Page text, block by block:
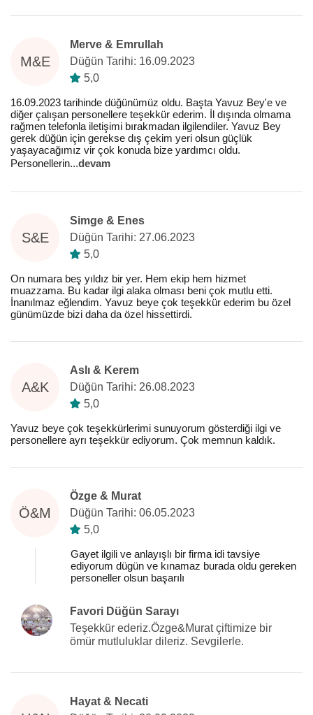
M&E
Merve & Emrullah
Düğün Tarihi: 16.09.2023
5,0
16.09.2023 tarihinde düğünümüz oldu. Başta Yavuz Bey'e ve
diğer çalışan personellere teşekkür ederim. İl dışında olmama
rağmen telefonla iletişimi bırakmadan ilgilendiler. Yavuz Bey
gerek düğün için gerekse dış çekim yeri olsun güçlük
yaşayacağımız vir çok konuda bize yardımcı oldu.
Personellerin...devam
S&E
Simge & Enes
Düğün Tarihi: 27.06.2023
5,0
On numara beş yıldız bir yer. Hem ekip hem hizmet
muazzama. Bu kadar ilgi alaka olması beni çok mutlu etti.
İnanılmaz eğlendim. Yavuz beye çok teşekkür ederim bu özel
günümüzde bizi daha da özel hissettirdi.
A&K
Aslı & Kerem
Düğün Tarihi: 26.08.2023
5,0
Yavuz beye çok teşekkürlerimi sunuyorum gösterdiği ilgi ve
personellere ayrı teşekkür ediyorum. Çok memnun kaldık.
Ö&M
Özge & Murat
Düğün Tarihi: 06.05.2023
5,0
Gayet ilgili ve anlayışlı bir firma idi tavsiye
ediyorum dügün ve kınamaz burada oldu gereken
personeller olsun başarılı
Favori Düğün Sarayı
Teşekkür ederiz.Özge&Murat çiftimize bir
ömür mutluluklar dileriz. Sevgilerle.
Hayat & Necati